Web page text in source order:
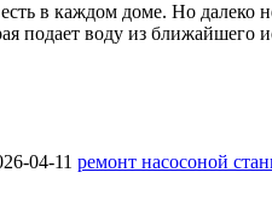
в каждом доме. Но
подает воду из ближайшего
04-11 ремонт насосоной